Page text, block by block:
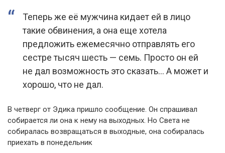
Теперь же её мужчина кидает ей в лицо
такие обвинения, а она еще хотела
предложить ежемесячно отправлять его
сестре тысяч шесть — семь. Просто он ей
не дал возможность это сказать… А может и
хорошо, что не дал.
В четверг от Эдика пришло сообщение. Он спрашивал
собирается ли она к нему на выходных. Но Света не
собиралась возвращаться в выходные, она собиралась
приехать в понедельник